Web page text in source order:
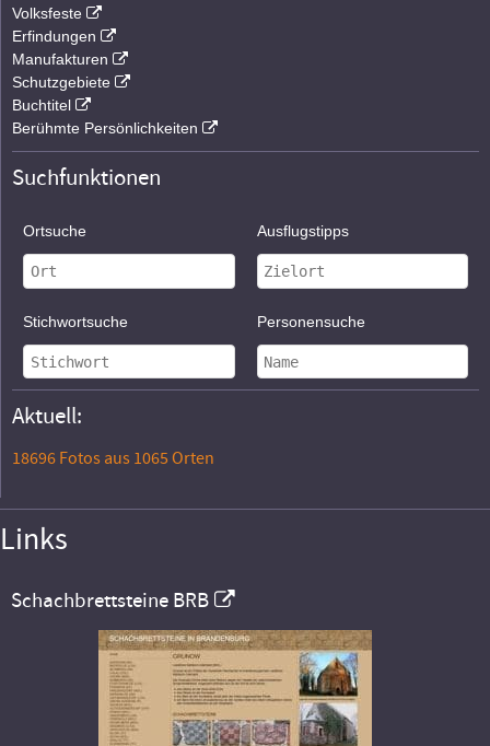
Volksfeste
Erfindungen
Manufakturen
Schutzgebiete
Buchtitel
Berühmte Persönlichkeiten
Suchfunktionen
Ortsuche Ausflugstipps
Stichwortsuche Personensuche
Aktuell:
18696 Fotos aus 1065 Orten
Links
Schachbrettsteine BRB